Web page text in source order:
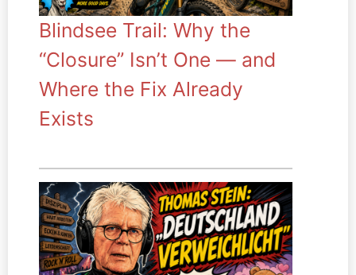
Blindsee Trail: Why the
“Closure” Isn’t One — and
Where the Fix Already
Exists